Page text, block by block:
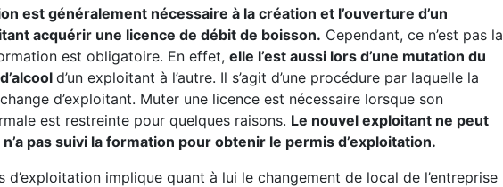
est généralement nécessaire à la création et l’ouverture d’un
acquérir une licence de débit de boisson. Cependant, ce n’est pas la
est obligatoire. En effet, elle l’est aussi lors d’une mutation du
d’un exploitant à l’autre. Il s’agit d’une procédure par laquelle la
d’exploitant. Muter une licence est nécessaire lorsque son
est restreinte pour quelques raisons. Le nouvel exploitant ne peut
pas suivi la formation pour obtenir le permis d’exploitation.
implique quant à lui le changement de local de l’entreprise